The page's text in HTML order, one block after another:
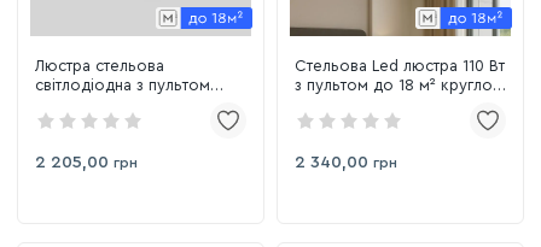
Люстра стельова
світлодіодна з пультом
2 205,00 грн
Стельова Led люстра 110 Вт
з пультом до 18 м² круглої
2 340,00 грн